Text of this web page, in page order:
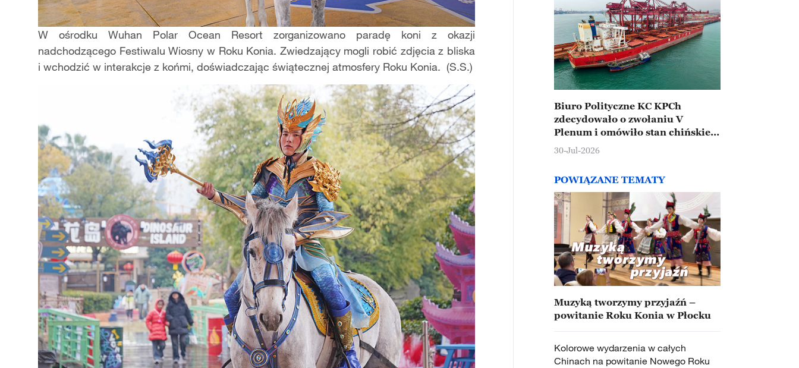
W ośrodku Wuhan Polar Ocean Resort zorganizowano paradę koni z okazji
nadchodzącego Festiwalu Wiosny w Roku Konia. Zwiedzający mogli robić zdjęcia z bliska
i wchodzić w interakcje z końmi, doświadczając świątecznej atmosfery Roku Konia. (S.S.)
Biuro Polityczne KC KPCh
zdecydowało o zwołaniu V
Plenum i omówiło stan chińskiej
gospodarki
30-Jul-2026
POWIĄZANE TEMATY
Muzyką tworzymy przyjaźń –
powitanie Roku Konia w Płocku
Kolorowe wydarzenia w całych
Chinach na powitanie Nowego Roku